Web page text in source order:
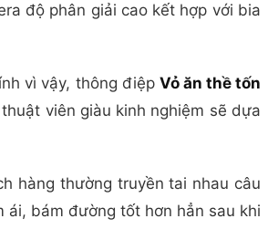
độ phân giải cao kết hợp với bia
vì vậy, thông điệp Vỏ ăn thề tốn
viên giàu kinh nghiệm sẽ dựa
hàng thường truyền tai nhau câu
ái, bám đường tốt hơn hẳn sau khi